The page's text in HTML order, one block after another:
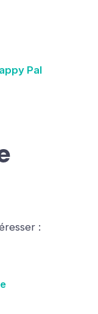
Pal
: